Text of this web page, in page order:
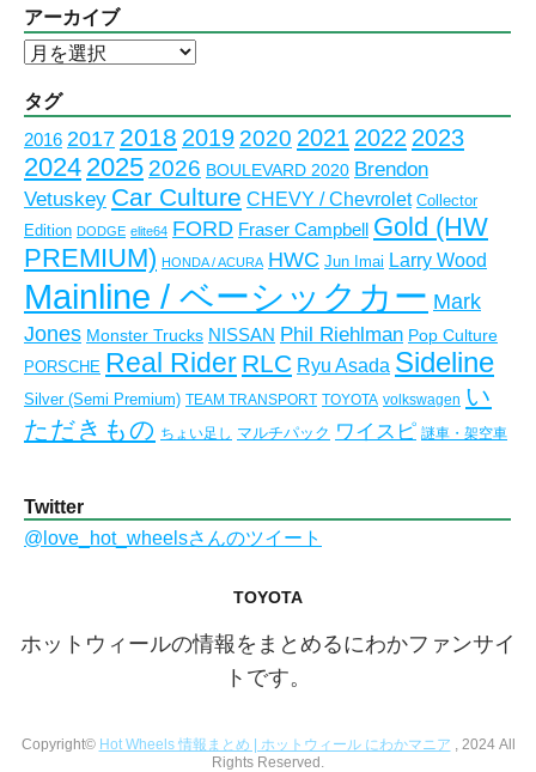
アーカイブ
ア
カ
ブ
タグ
2016 2017 2018 2019 2020 2021 2022 2023
2024 2025 2026 BOULEVARD 2020 Brendon
Vetuskey Car Culture CHEVY / Chevrolet Collector
Edition DODGE elite64 FORD Fraser Campbell
Gold (HW
PREMIUM) HONDA / ACURA HWC Jun Imai Larry Wood
Mainline / ベーシックカー Mark
Jones Monster Trucks NISSAN Phil Riehlman Pop Culture
PORSCHE Real Rider RLC Ryu Asada Sideline
Silver (Semi Premium) TEAM TRANSPORT TOYOTA volkswagen い
ただきもの ちょい足し マルチパック ワイスピ 謎車・架空車
Twitter
@love_hot_wheelsさんのツイート
TOYOTA
ホットウィールの情報をまとめるにわかファンサイ
トです。
Copyright© Hot Wheels 情報まとめ | ホットウィール にわかマニア , 2024 All
Rights Reserved.